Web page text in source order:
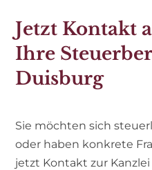
Jetzt Kontakt
Ihre
Duisburg
Sie möchten sich
oder haben konkrete
jetzt Kontakt zur Kanzlei